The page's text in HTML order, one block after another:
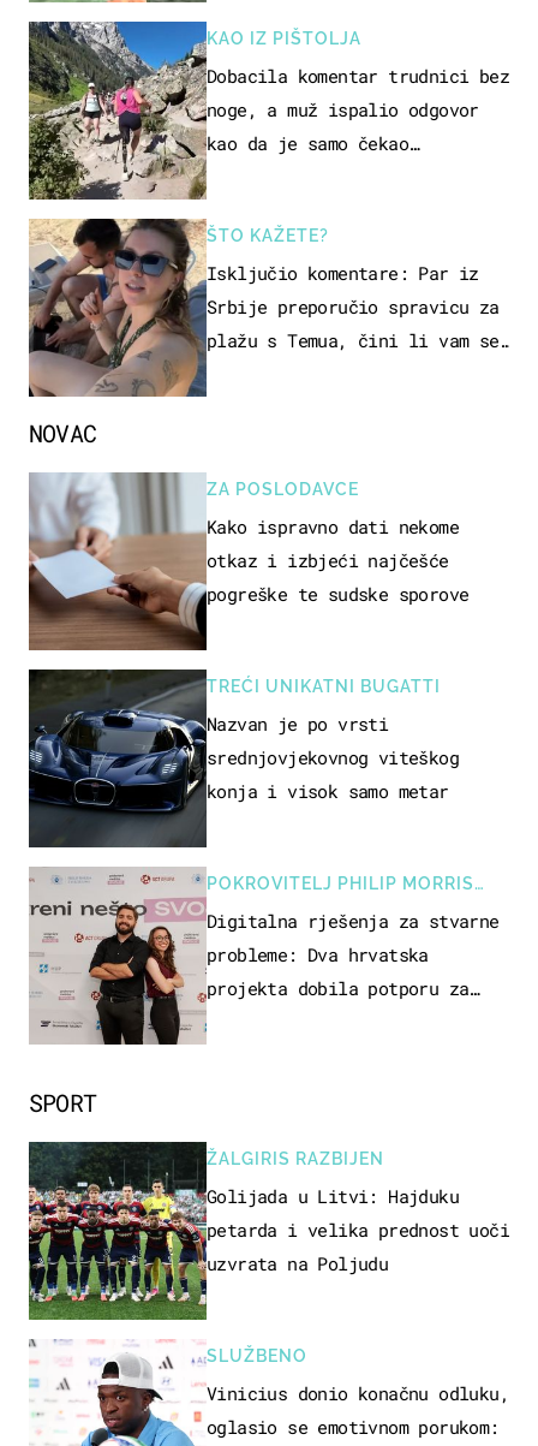
KAO IZ PIŠTOLJA
Dobacila komentar trudnici bez
noge, a muž ispalio odgovor
kao da je samo čekao…
ŠTO KAŽETE?
Isključio komentare: Par iz
Srbije preporučio spravicu za
plažu s Temua, čini li vam se
SPORT
ŽALGIRIS RAZBIJEN
Golijada u Litvi: Hajduku
petarda i velika prednost uoči
uzvrata na Poljudu
SLUŽBENO
Vinicius donio konačnu odluku,
oglasio se emotivnom porukom:
NOVAC
ZA POSLODAVCE
Kako ispravno dati nekome
otkaz i izbjeći najčešće
pogreške te sudske sporove
TREĆI UNIKATNI BUGATTI
Nazvan je po vrsti
srednjovjekovnog viteškog
konja i visok samo metar
POKROVITELJ PHILIP MORRIS
ZAGREB
Digitalna rješenja za stvarne
probleme: Dva hrvatska
projekta dobila potporu za